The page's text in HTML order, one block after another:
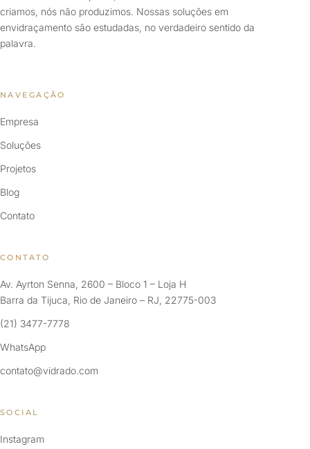
criamos, nós não produzimos. Nossas soluções em
envidraçamento são estudadas, no verdadeiro sentido da
palavra.
NAVEGAÇÃO
Empresa
Soluções
Projetos
Blog
Contato
CONTATO
Av. Ayrton Senna, 2600 – Bloco 1 – Loja H
Barra da Tijuca, Rio de Janeiro – RJ, 22775-003
(21) 3477-7778
WhatsApp
contato@vidrado.com
SOCIAL
Instagram